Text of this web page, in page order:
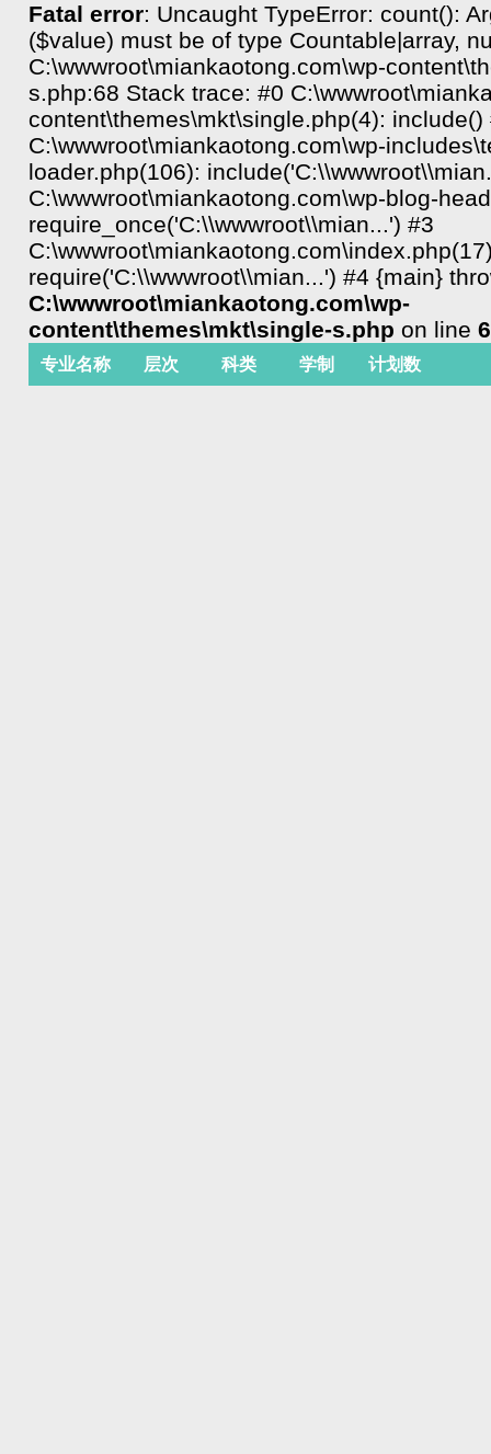
Fatal error: Uncaught TypeError: count():
($value) must be of type Countable|array,
C:\wwwroot\miankaotong.com\wp-
s.php:68 Stack trace: #0
content\themes\mkt\single.php(4): include()
C:\wwwroot\miankaotong.com\wp-
loader.php(106):
C:\wwwroot\miankaotong.com\wp-blog-
require_once('C:\\wwwroot\\mian...') #3
require('C:\\wwwroot\\mian...') #4 {main}
C:\wwwroot\miankaotong.com\wp-
content\themes\mkt\single-s.php on line
专业名称 层次 科类 学制 计划数